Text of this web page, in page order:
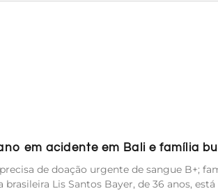
em acidente em Bali e família
de doação urgente de sangue B+;
Lis Santos Bayer, de 36 anos,